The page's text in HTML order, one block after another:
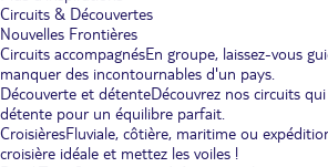
Circuits & Découvertes
Nouvelles Frontières
Circuits accompagnésEn groupe, laissez-vous
manquer des incontournables d'un pays.
Découverte et détenteDécouvrez nos circuits
détente pour un équilibre parfait.
CroisièresFluviale, côtière, maritime ou
croisière idéale et mettez les voiles !